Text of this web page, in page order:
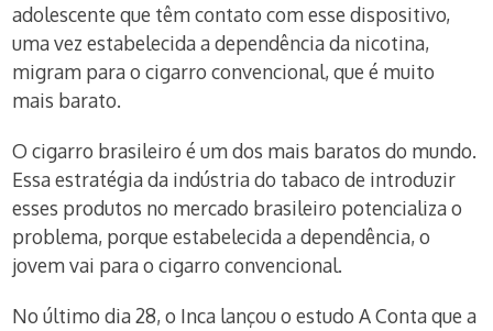
adolescente que têm contato com esse dispositivo,
uma vez estabelecida a dependência da nicotina,
migram para o cigarro convencional, que é muito
mais barato.
O cigarro brasileiro é um dos mais baratos do mundo.
Essa estratégia da indústria do tabaco de introduzir
esses produtos no mercado brasileiro potencializa o
problema, porque estabelecida a dependência, o
jovem vai para o cigarro convencional.
No último dia 28, o Inca lançou o estudo A Conta que a